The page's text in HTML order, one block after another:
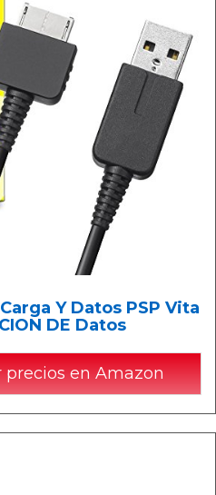
Y Datos PSP Vita
DE Datos
precios en Amazon